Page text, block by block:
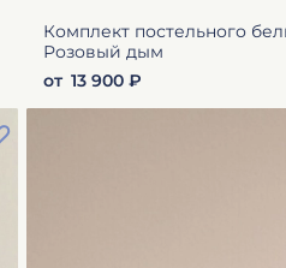
Комплект постельного
Розовый дым
от 13 900 ₽